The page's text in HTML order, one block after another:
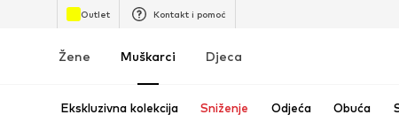
Outlet Kontakt i pomoć
Žene Muškarci Djeca
Ekskluzivna kolekcija Sniženje Odjeća Obuća